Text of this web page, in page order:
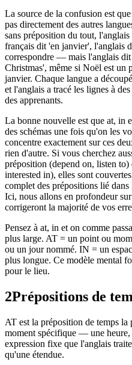
La source de la confusion est
pas directement des autres
sans préposition du tout,
français dit 'en janvier', l'anglais
correspondre — mais l'anglais dit
Christmas', même si Noël est un
janvier. Chaque langue a
et l'anglais a tracé les lignes à
des apprenants.
La bonne nouvelle est que at, in
des schémas une fois qu'on les
concentre exactement sur ces
rien d'autre. Si vous cherchez
préposition (depend on, listen
interested in), elles sont
complet des prépositions lié
Ici, nous allons en profondeur
corrigeront la majorité de vos
Pensez à at, in et on comme
plus large. AT = un point ou
ou un jour nommé. IN = un
plus longue. Ce modèle mental
pour le lieu.
2Prépositions de
AT est la préposition de temps
moment spécifique — une heure,
expression fixe que l'anglais
qu'une étendue.